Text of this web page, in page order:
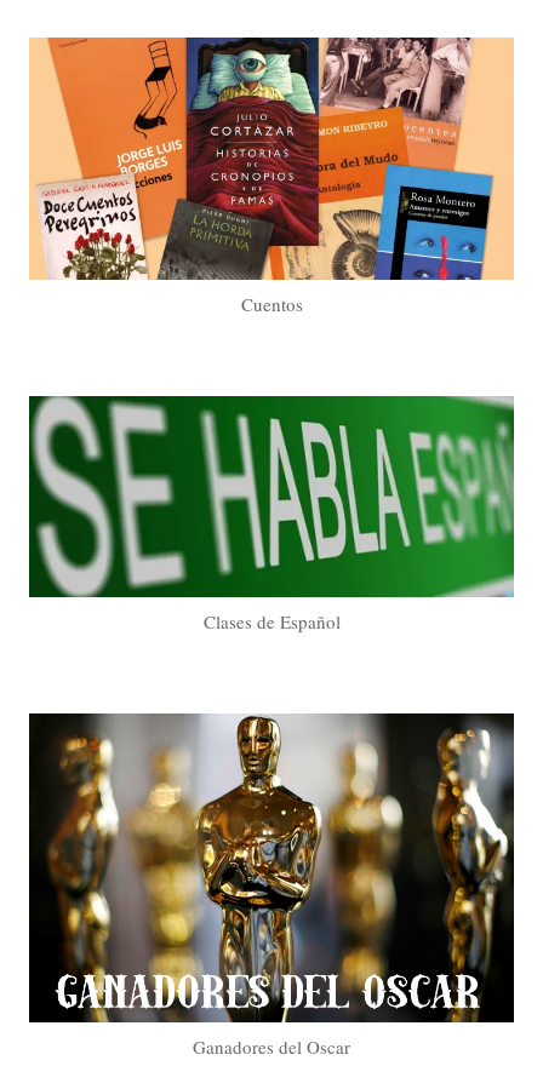
Cuentos
Clases de Español
Ganadores del Oscar